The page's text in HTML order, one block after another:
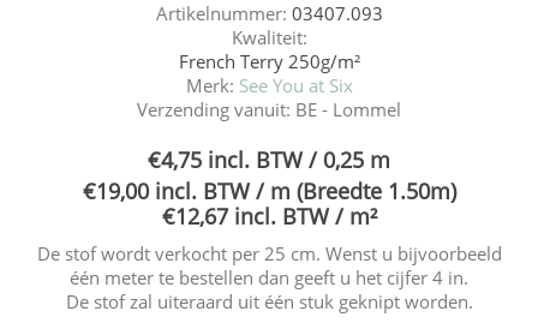
Artikelnummer: 03407.093
Kwaliteit:
French Terry 250g/m²
Merk: See You at Six
Verzending vanuit: BE - Lommel
€4,75 incl. BTW / 0,25 m
€19,00 incl. BTW / m (Breedte 1.50m)
€12,67 incl. BTW / m²
De stof wordt verkocht per 25 cm. Wenst u bijvoorbeeld
één meter te bestellen dan geeft u het cijfer 4 in.
De stof zal uiteraard uit één stuk geknipt worden.